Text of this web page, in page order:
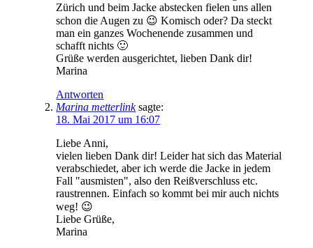
Zürich und beim Jacke abstecken fielen uns allen
schon die Augen zu 😉 Komisch oder? Da steckt
man ein ganzes Wochenende zusammen und
schafft nichts 🙂
Grüße werden ausgerichtet, lieben Dank dir!
Marina
Antworten
Marina metterlink sagte:
18. Mai 2017 um 16:07
Liebe Anni,
vielen lieben Dank dir! Leider hat sich das Material
verabschiedet, aber ich werde die Jacke in jedem
Fall "ausmisten", also den Reißverschluss etc.
raustrennen. Einfach so kommt bei mir auch nichts
weg! 😉
Liebe Grüße,
Marina